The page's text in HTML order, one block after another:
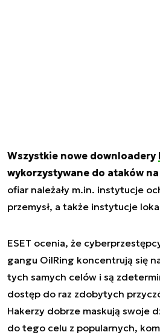
Wszystkie nowe downloadery
wykorzystywane do ataków
ofiar należały m.in. instytucje
przemysł, a także instytucje
ESET ocenia, że
gangu OilRing koncentrują się
tych samych celów i są
dostęp do raz zdobytych
Hakerzy dobrze maskują swoje
do tego celu z popularnych,